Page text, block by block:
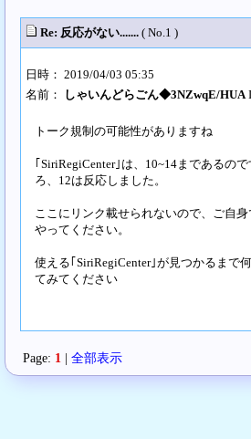
Re: 反応がない....... ( No.1 )
日時： 2019/04/03 05:35
名前：
しゃいんどらごん◆3NZwqE/HUA
トーク規制の可能性がありますね
｢SiriRegiCenter｣は、10~14まであるの
ろ、12は反応しました。
ここにリンク載せられないので、ご自
やってください。
使える｢SiriRegiCenter｣が見つかるまで
てみてください
Page: 1 | 全部表示